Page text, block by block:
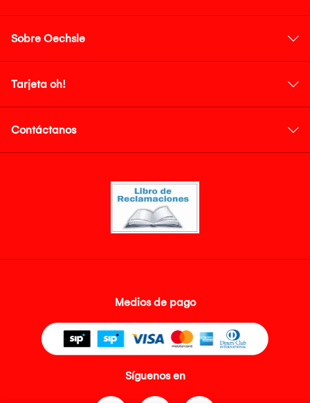
Sobre Oechsle
Tarjeta oh!
Contáctanos
Medios de pago
Síguenos en